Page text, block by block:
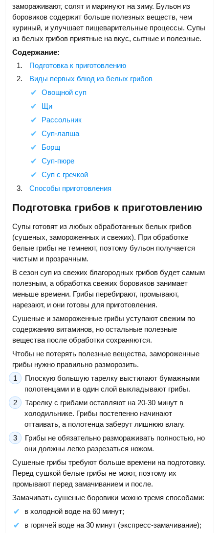
замораживают, солят и маринуют на зиму. Бульон из
боровиков содержит больше полезных веществ, чем
куриный, и улучшает пищеварительные процессы. Супы
из белых грибов приятные на вкус, сытные и полезные.
Содержание:
Подготовка к приготовлению
Виды первых блюд из белых грибов
Овощной суп
Щи
Рассольник
Суп-лапша
Борщ
Суп-пюре
Суп с гречкой
Способы приготовления
Подготовка грибов к приготовлению
Супы готовят из любых обработанных белых грибов
(сушеных, замороженных и свежих). При обработке
белые грибы не темнеют, поэтому бульон получается
чистым и прозрачным.
В сезон суп из свежих благородных грибов будет самым
полезным, а обработка свежих боровиков занимает
меньше времени. Грибы перебирают, промывают,
нарезают, и они готовы для приготовления.
Сушеные и замороженные грибы уступают свежим по
содержанию витаминов, но остальные полезные
вещества после обработки сохраняются.
Чтобы не потерять полезные вещества, замороженные
грибы нужно правильно разморозить.
Плоскую большую тарелку выстилают бумажными
полотенцами и в один слой выкладывают грибы.
Тарелку с грибами оставляют на 20-30 минут в
холодильнике. Грибы постепенно начинают
оттаивать, а полотенца заберут лишнюю влагу.
Грибы не обязательно размораживать полностью, но
они должны легко разрезаться ножом.
Сушеные грибы требуют больше времени на подготовку.
Перед сушкой белые грибы не моют, поэтому их
промывают перед замачиванием и после.
Замачивать сушеные боровики можно тремя способами:
в холодной воде на 60 минут;
в горячей воде на 30 минут (экспресс-замачивание);